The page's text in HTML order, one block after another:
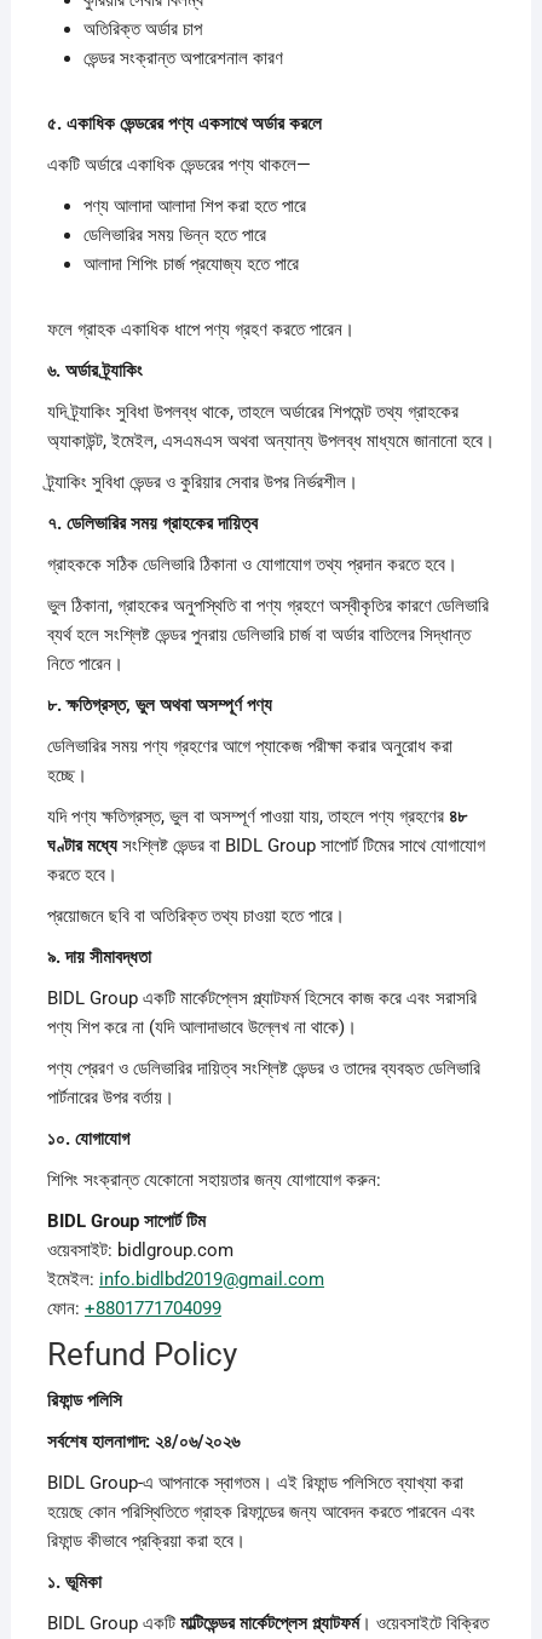
অতিরিক্ত অর্ডার চাপ
ভেন্ডর সংক্রান্ত অপারেশনাল কারণ
৫. একাধিকভেন্ডরেরপণ্যএকসাথেঅর্ডারকরলে
একটি অর্ডারে একাধিক ভেন্ডরের পণ্য থাকলে—
পণ্য আলাদা আলাদা শিপ করা হতে পারে
ডেলিভারির সময় ভিন্ন হতে পারে
আলাদা শিপিং চার্জ প্রযোজ্য হতে পারে
ফলে গ্রাহক একাধিক ধাপে পণ্য গ্রহণ করতে পারেন।
৬. অর্ডারট্র্যাকিং
যদি ট্র্যাকিং সুবিধা উপলব্ধ থাকে, তাহলে অর্ডারের শিপমেন্ট তথ্য গ্রাহকের
অ্যাকাউন্ট, ইমেইল, এসএমএস অথবা অন্যান্য উপলব্ধ মাধ্যমে জানানো হবে।
ট্র্যাকিং সুবিধা ভেন্ডর ও কুরিয়ার সেবার উপর নির্ভরশীল।
৭. ডেলিভারিরসময়গ্রাহকেরদায়িত্ব
গ্রাহককে সঠিক ডেলিভারি ঠিকানা ও যোগাযোগ তথ্য প্রদান করতে হবে।
ভুল ঠিকানা, গ্রাহকের অনুপস্থিতি বা পণ্য গ্রহণে অস্বীকৃতির কারণে ডেলিভারি
ব্যর্থ হলে সংশ্লিষ্ট ভেন্ডর পুনরায় ডেলিভারি চার্জ বা অর্ডার বাতিলের সিদ্ধান্ত
নিতে পারেন।
৮.ক্ষতিগ্রস্ত, ভুলঅথবাঅসম্পূর্ণপণ্য
ডেলিভারির সময় পণ্য গ্রহণের আগে প্যাকেজ পরীক্ষা করার অনুরোধ করা
হচ্ছে।
যদি পণ্য ক্ষতিগ্রস্ত, ভুল বা অসম্পূর্ণ পাওয়া যায়, তাহলে পণ্য গ্রহণের ৪৮
ঘণ্টারমধ্যেসংশ্লিষ্ট ভেন্ডর বা BIDL Group সাপোর্ট টিমের সাথে যোগাযোগ
করতে হবে।
প্রয়োজনে ছবি বা অতিরিক্ত তথ্য চাওয়া হতে পারে।
৯.দায়সীমাবদ্ধতা
BIDL Group একটি মার্কেটপ্লেস প্ল্যাটফর্ম হিসেবে কাজ করে এবং সরাসরি
পণ্য শিপ করে না (যদি আলাদাভাবে উল্লেখ না থাকে)।
পণ্য প্রেরণ ও ডেলিভারির দায়িত্ব সংশ্লিষ্ট ভেন্ডর ও তাদের ব্যবহৃত ডেলিভারি
পার্টনারের উপর বর্তায়।
১০. যোগাযোগ
শিপিং সংক্রান্ত যেকোনো সহায়তার জন্য যোগাযোগ করুন:
BIDL Group সাপোর্টটিম
ওয়েবসাইট: bidlgroup.com
ইমেইল: info.bidlbd2019@gmail.com
ফোন: +8801771704099
Refund Policy
রিফান্ডপলিসি
সর্বশেষহালনাগাদ: ২৪/০৬/২০২৬
BIDL Group-এ আপনাকে স্বাগতম। এই রিফান্ড পলিসিতে ব্যাখ্যা করা
হয়েছে কোন পরিস্থিতিতে গ্রাহক রিফান্ডের জন্য আবেদন করতে পারবেন এবং
রিফান্ড কীভাবে প্রক্রিয়া করা হবে।
১. ভূমিকা
BIDL Group একটি মাল্টিভেন্ডরমার্কেটপ্লেসপ্ল্যাটফর্ম। ওয়েবসাইটে বিক্রিত